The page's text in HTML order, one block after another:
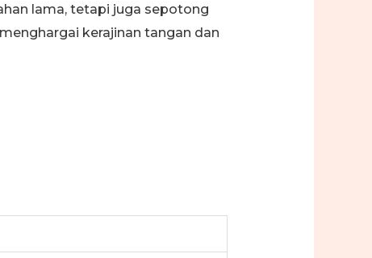
lama, tetapi juga sepotong
kerajinan tangan dan